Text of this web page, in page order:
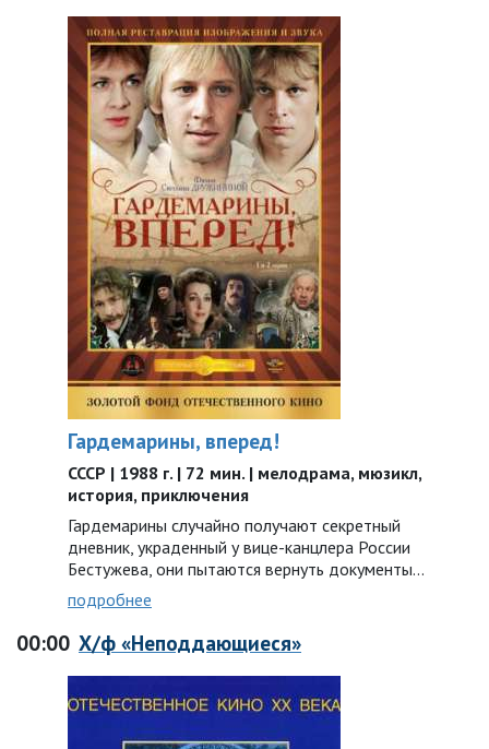
Гардемарины, вперед!
СССР | 1988 г. | 72 мин. | мелодрама, мюзикл,
история, приключения
Гардемарины случайно получают секретный
дневник, украденный у вице-канцлера России
Бестужева, они пытаются вернуть документы...
подробнее
00:00 Х/ф «Неподдающиеся»